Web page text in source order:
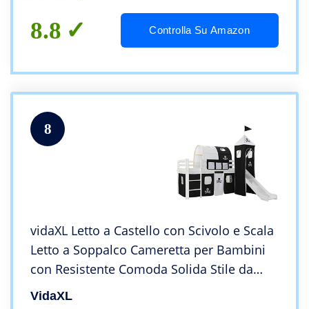
8.8 Controlla Su Amazon
8
vidaXL Letto a Castello con Scivolo e Scala
Letto a Soppalco Cameretta per Bambini
con Resistente Comoda Solida Stile da
Favola in Pino 97x208cm
VidaXL